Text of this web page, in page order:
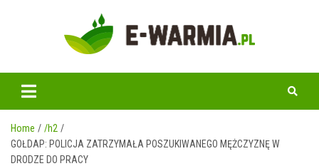
www.e-warmia.pl
Home
/h2
GOŁDAP: POLICJA ZATRZYMAŁA POSZUKIWANEGO MĘŻCZYZNĘ W
DRODZE DO PRACY